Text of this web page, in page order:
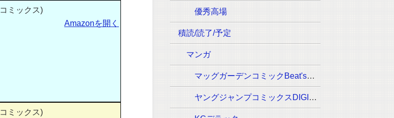
ミックス)
Amazonを開く
ミックス)
優秀高場
積読/読了/予定
マンガ
マッグガーデンコミックBeat'sシリーズ
ヤングジャンプコミックスDIGITAL